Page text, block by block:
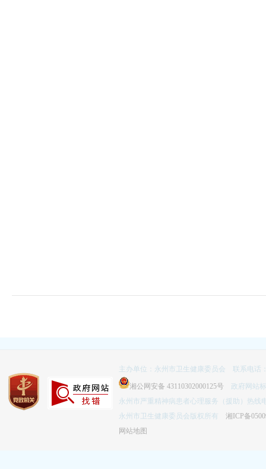
主办单位：永州市卫生健康委员会 联系电话
湘公网安备 43110302000125号 政府网站标
永州市严重精神病患者心理服务（援助）热线
永州市卫生健康委员会版权所有 湘ICP备
网站地图